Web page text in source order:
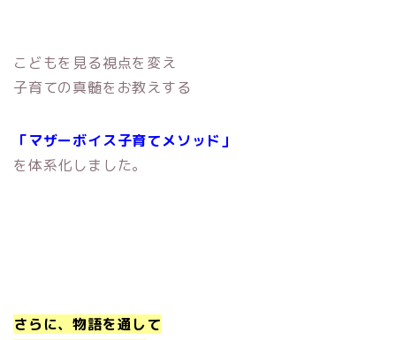
こどもを見る視点を変え
子育ての真髄をお教えする
「マザーボイス子育てメソッド」
を体系化しました。
さらに、物語を通して